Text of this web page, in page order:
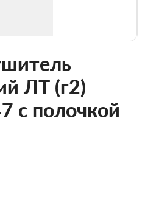
ЛТ (г2)
с полочкой